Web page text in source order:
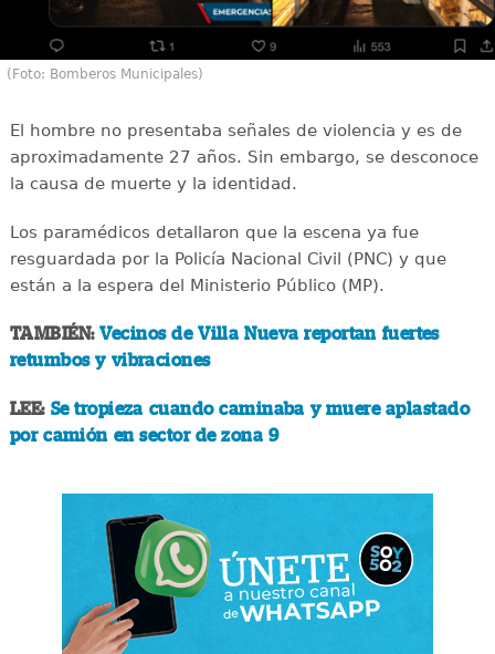
(Foto: Bomberos Municipales)
El hombre no presentaba señales de violencia y es de
aproximadamente 27 años. Sin embargo, se desconoce
la causa de muerte y la identidad.
Los paramédicos detallaron que la escena ya fue
resguardada por la Policía Nacional Civil (PNC) y que
están a la espera del Ministerio Público (MP).
TAMBIÉN:Vecinos de Villa Nueva reportan fuertes
retumbos y vibraciones
LEE: Se tropieza cuando caminaba y muere aplastado
por camión en sector de zona 9